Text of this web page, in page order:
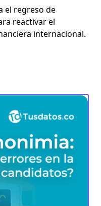
el regreso de
reactivar el
internacional.